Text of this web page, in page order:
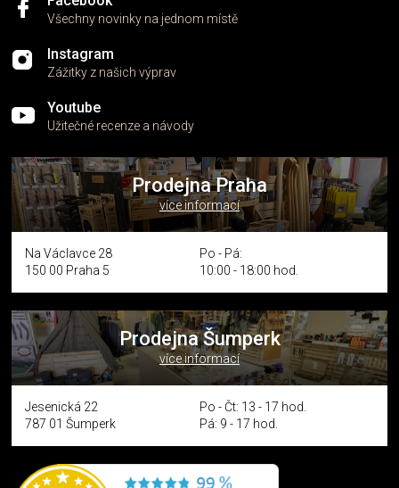
Všechny novinky na jednom místě
Instagram
Zážitky z našich výprav
Youtube
Užitečné recenze a návody
Prodejna Praha
více informací
Na Václavce 28
150 00 Praha 5
Po - Pá:
10:00 - 18:00 hod.
Prodejna Šumperk
více informací
Jesenická 22
787 01 Šumperk
Po - Čt: 13 - 17 hod.
Pá: 9 - 17 hod.